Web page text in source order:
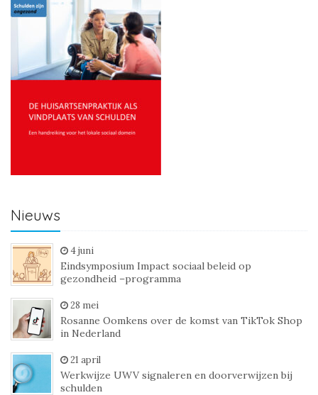
Nieuws
4 juni
Eindsymposium Impact sociaal beleid op
gezondheid –programma
28 mei
Rosanne Oomkens over de komst van TikTok Shop
in Nederland
21 april
Werkwijze UWV signaleren en doorverwijzen bij
schulden